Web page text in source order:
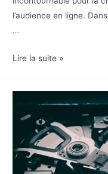
l’audience en ligne.
…
Les
devenir
un
expert
de
TikTok
Lire la suite »